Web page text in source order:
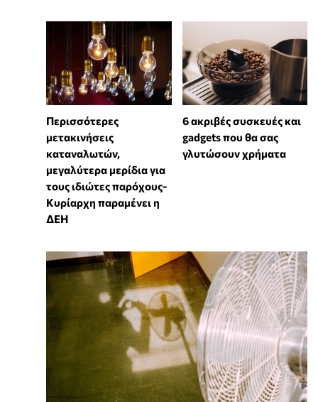
Περισσότερες
μετακινήσεις
καταναλωτών,
μεγαλύτερα μερίδια για
τους ιδιώτες παρόχους-
Κυρίαρχη παραμένει η
ΔΕΗ
6 ακριβές συσκευές και
gadgets που θα σας
γλυτώσουν χρήματα